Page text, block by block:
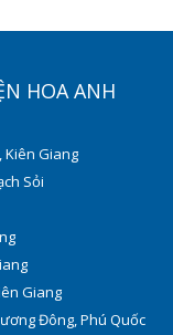
HOA ANH
Kiên Giang
Sỏi
Giang
Đông, Phú Quốc